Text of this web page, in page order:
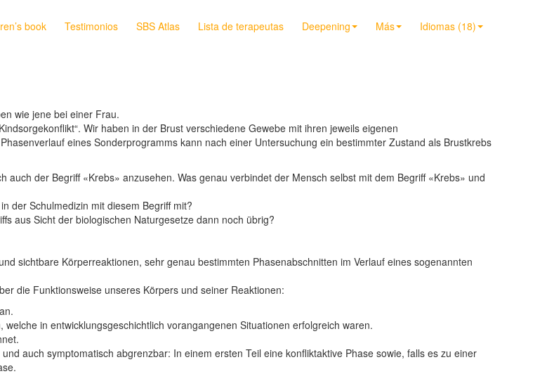
book Testimonios SBS Atlas Lista de terapeutas Deepening Más Idiomas (18)
wie jene bei einer Frau.
Wir haben in der Brust verschiedene Gewebe mit ihren jeweils eigenen
eines Sonderprogramms kann nach einer Untersuchung ein bestimmter Zustand als Brustkrebs
der Begriff «Krebs» anzusehen. Was genau verbindet der Mensch selbst mit dem Begriff «Krebs» und
der Schulmedizin mit diesem Begriff mit?
aus Sicht der biologischen Naturgesetze dann noch übrig?
sichtbare Körperreaktionen, sehr genau bestimmten Phasenabschnitten im Verlauf eines sogenannten
die Funktionsweise unseres Körpers und seiner Reaktionen:
in entwicklungsgeschichtlich vorangangenen Situationen erfolgreich waren.
auch symptomatisch abgrenzbar: In einem ersten Teil eine konfliktaktive Phase sowie, falls es zu einer